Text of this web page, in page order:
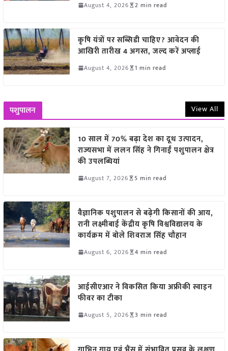
August 4, 2026 2 min read
कृषि यंत्रों पर सब्सिडी चाहिए? आवेदन की
आखिरी तारीख 4 अगस्त, जल्द करें अप्लाई
August 4, 2026 1 min read
पशुपालन View All
10 साल में 70% बढ़ा देश का दूध उत्पादन,
राज्यसभा में ललन सिंह ने गिनाईं पशुपालन क्षेत्र
की उपलब्धियां
August 7, 2026 5 min read
वैज्ञानिक पशुपालन से बढ़ेगी किसानों की आय,
रानी लक्ष्मीबाई केंद्रीय कृषि विश्वविद्यालय के
कार्यक्रम में बोले शिवराज सिंह चौहान
August 6, 2026 4 min read
आईसीएआर ने विकसित किया अफ्रीकी स्वाइन
फीवर का टीका
August 5, 2026 3 min read